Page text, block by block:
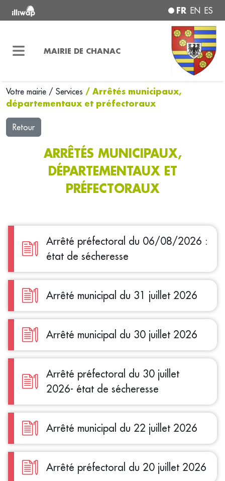
FR EN ES
MAIRIE DE CHANAC
Votre mairie / Services / Arrêtés municipaux,
départementaux et préfectoraux
Retour
ARRÊTÉS MUNICIPAUX,
DÉPARTEMENTAUX ET
PRÉFECTORAUX
Arrêté préfectoral du 06/08/2026 :
état de sécheresse
Arrêté municipal du 31 juillet 2026
Arrêté municipal du 30 juillet 2026
Arrêté préfectoral du 30 juillet
2026- état de sécheresse
Arrêté municipal du 22 juillet 2026
Arrêté préfectoral du 20 juillet 2026